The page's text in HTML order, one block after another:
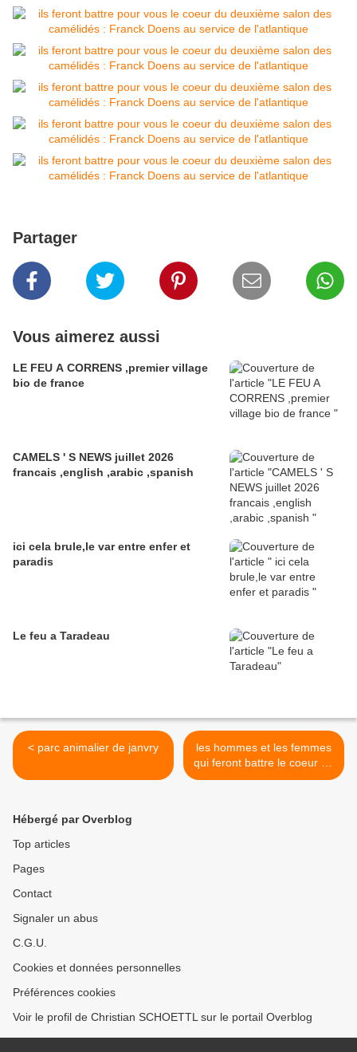
Partager
Vous aimerez aussi
LE FEU A CORRENS ,premier village
bio de france
CAMELS ' S NEWS juillet 2026
francais ,english ,arabic ,spanish
ici cela brule,le var entre enfer et
paradis
Le feu a Taradeau
< parc animalier de janvry
les hommes et les femmes
qui feront battre le coeur du
deuxième salon
Hébergé par Overblog
Top articles
Pages
Contact
Signaler un abus
C.G.U.
Cookies et données personnelles
Préférences cookies
Voir le profil de Christian SCHOETTL sur le portail Overblog